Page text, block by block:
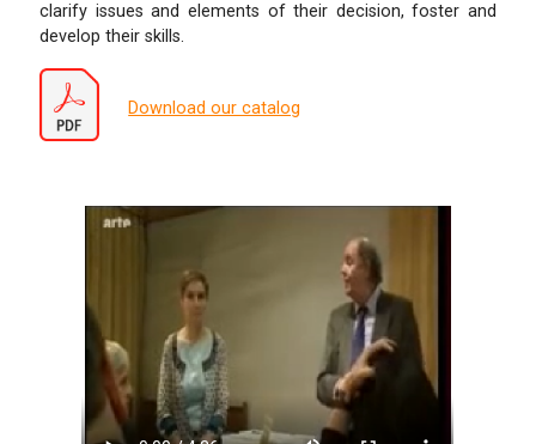
clarify issues and elements of their decision, foster and
develop their skills.
Download our catalog